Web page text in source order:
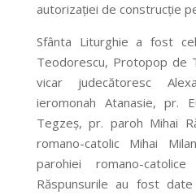
autorizației de construcție
Sfânta Liturghie a fost
Teodorescu, Protopop de
vicar judecătoresc
ieromonah Atanasie, pr.
Tegzeș, pr. paroh Mihai
romano-catolic Mihai
parohiei romano-
Răspunsurile au fost